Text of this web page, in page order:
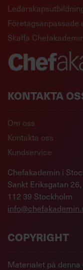
Företagsanpassade
Skaffa
KONTAKTA
Om oss
Kontakta oss
Kundservice
Chefakademin i
Sankt Eriksgatan
112 39 Stockholm
COPYRIGHT
Materialet på